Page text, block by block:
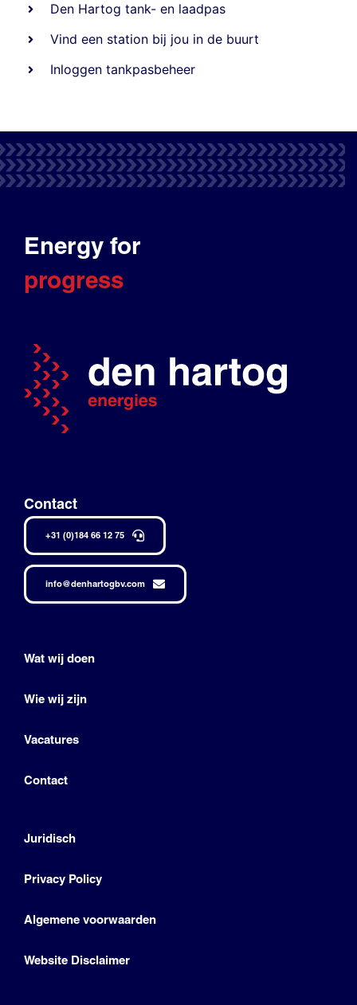
Den Hartog tank- en laadpas
Vind een station bij jou in de buurt
Inloggen tankpasbeheer
Energy for
progress
Contact
+31 (0)184 66 12 75
info@denhartogbv.com
Wat wij doen
Wie wij zijn
Vacatures
Contact
Juridisch
Privacy Policy
Algemene voorwaarden
Website Disclaimer